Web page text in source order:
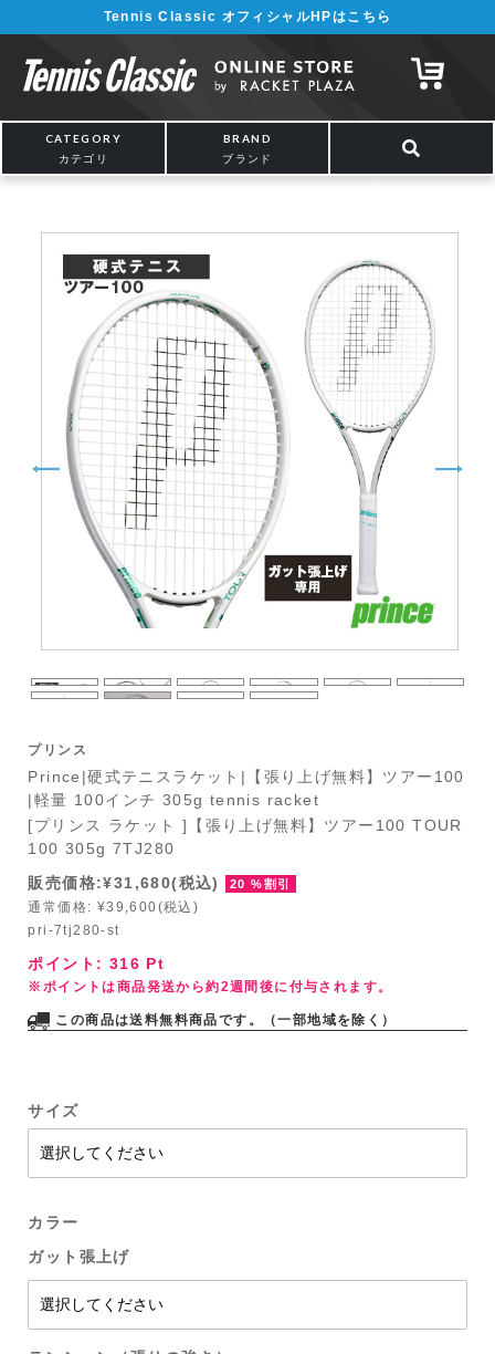
¥5,000以上の購入で送料無料!! 詳しくは こちら
Tennis Classic オフィシャルHPはこちら
CATEGORY
カテゴリ
BRAND
ブランド
プリンス
Prince|硬式テニスラケット|【張り上げ無料】ツアー100
|軽量 100インチ 305g tennis racket
[プリンス ラケット ]【張り上げ無料】ツアー100 TOUR
100 305g 7TJ280
販売価格:¥31,680(税込)
20 %割引
通常価格: ¥39,600(税込)
pri-7tj280-st
ポイント: 316 Pt
※ポイントは商品発送から約2週間後に付与されます。
この商品は送料無料商品です。（一部地域を除く）
サイズ
カラー
ガット張上げ